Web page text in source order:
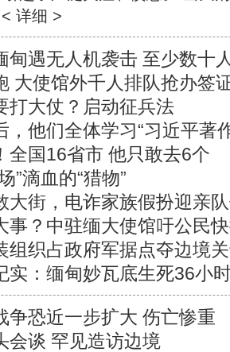
详细 >
甸遇无人机袭击 至少数十
大使馆外千人排队抢办签
打大仗？启动征兵法
，他们全体学习“习近平著
全国16省市 他只敢去6个
”滴血的“猎物”
大街，电诈家族假扮迎亲
事？中驻缅大使馆吁公民
组织占政府军据点夺边境
实：缅甸妙瓦底生死36小
争恐近一步扩大 伤亡惨重
会谈 罕见造访边境